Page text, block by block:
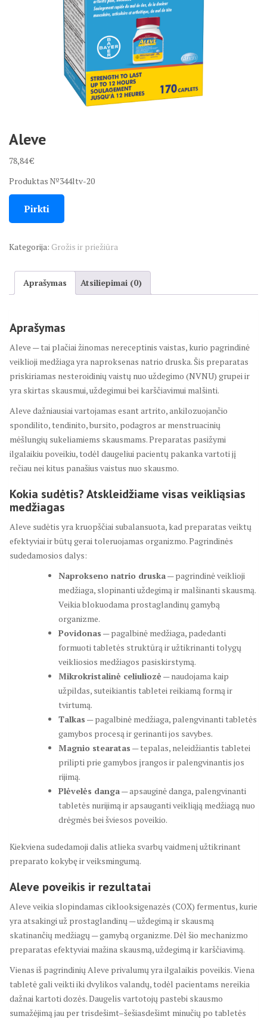
Aleve
78,84€
Produktas №344ltv-20
Pirkti
Kategorija: Grožis ir priežiūra
Aprašymas Atsiliepimai (0)
Aprašymas
Aleve — tai plačiai žinomas nereceptinis vaistas, kurio pagrindinė
veiklioji medžiaga yra naproksenas natrio druska. Šis preparatas
priskiriamas nesteroidinių vaistų nuo uždegimo (NVNU) grupei ir
yra skirtas skausmui, uždegimui bei karščiavimui malšinti.
Aleve dažniausiai vartojamas esant artrito, ankilozuojančio
spondilito, tendinito, bursito, podagros ar menstruacinių
mėšlungių sukeliamiems skausmams. Preparatas pasižymi
ilgalaikiu poveikiu, todėl daugeliui pacientų pakanka vartoti jį
rečiau nei kitus panašius vaistus nuo skausmo.
Kokia sudėtis? Atskleidžiame visas veikliąsias
medžiagas
Aleve sudėtis yra kruopščiai subalansuota, kad preparatas veiktų
efektyviai ir būtų gerai toleruojamas organizmo. Pagrindinės
sudedamosios dalys:
Naprokseno natrio druska— pagrindinė veiklioji
medžiaga, slopinanti uždegimą ir malšinanti skausmą.
Veikia blokuodama prostaglandinų gamybą
organizme.
Povidonas — pagalbinė medžiaga, padedanti
formuoti tabletės struktūrą ir užtikrinanti tolygų
veikliosios medžiagos pasiskirstymą.
Mikrokristalinė celiuliozė — naudojama kaip
užpildas, suteikiantis tabletei reikiamą formą ir
tvirtumą.
Talkas — pagalbinė medžiaga, palengvinanti tabletės
gamybos procesą ir gerinanti jos savybes.
Magnio stearatas — tepalas, neleidžiantis tabletei
prilipti prie gamybos įrangos ir palengvinantis jos
rijimą.
Plėvelės danga— apsauginė danga, palengvinanti
tabletės nurijimą ir apsauganti veikliąją medžiagą nuo
drėgmės bei šviesos poveikio.
Kiekviena sudedamoji dalis atlieka svarbų vaidmenį užtikrinant
preparato kokybę ir veiksmingumą.
Aleve poveikis ir rezultatai
Aleve veikia slopindamas ciklooksigenazės (COX) fermentus, kurie
yra atsakingi už prostaglandinų — uždegimą ir skausmą
skatinančių medžiagų — gamybą organizme. Dėl šio mechanizmo
preparatas efektyviai mažina skausmą, uždegimą ir karščiavimą.
Vienas iš pagrindinių Aleve privalumų yra ilgalaikis poveikis. Viena
tabletė gali veikti iki dvylikos valandų, todėl pacientams nereikia
dažnai kartoti dozės. Daugelis vartotojų pastebi skausmo
sumažėjimą jau per trisdešimt–šešiasdešimt minučių po tabletės